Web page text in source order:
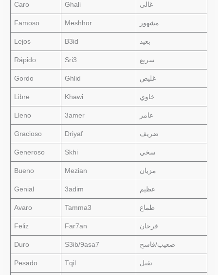
Caro Ghali غالي
Famoso Meshhor مشهور
Lejos B3id بعيد
Rápido Sri3 سريع
Gordo Ghlid غليض
Libre Khawi خاوي
Lleno 3amer عامر
Gracioso Driyaf ضريف
Generoso Skhi سخي
Bueno Mezian مزيان
Genial 3adim عظيم
Avaro Tamma3 طماع
Feliz Far7an فرحان
Duro S3ib/9asa7 صعيب/قاسح
Pesado Tqil تقيل